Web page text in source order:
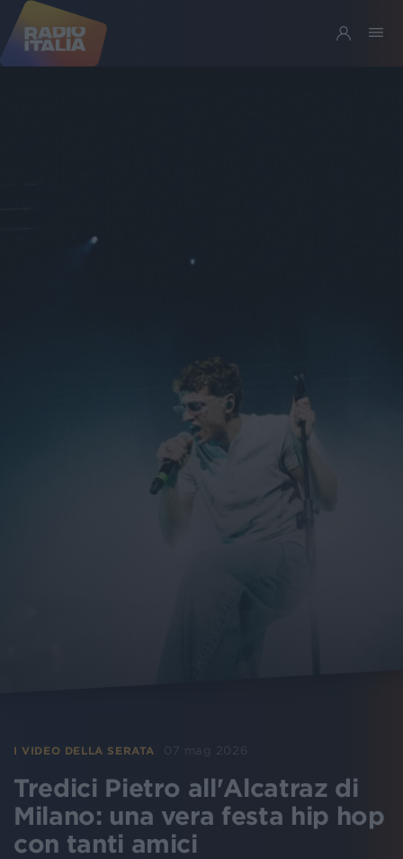
I VIDEO DELLA SERATA 07 mag 2026
Tredici Pietro all'Alcatraz di
Milano: una vera festa hip hop
con tanti amici